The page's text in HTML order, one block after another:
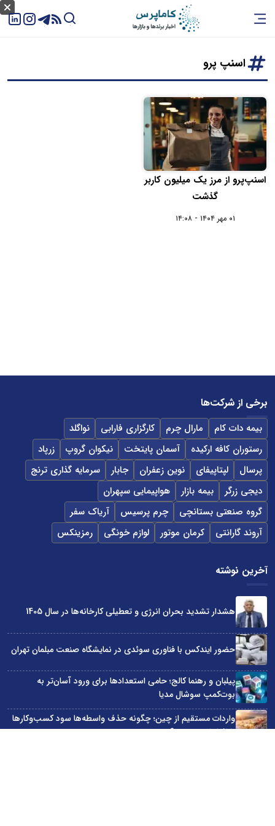
اسنپ پرو
اسنپ‌پرو از مرز یک میلیون کاربر
گذشت
۰۱ مهر ۱۴۰۴ - ۱۴:۰۸
برخی از شرکت‌ها
بیمه دات کام مارال چرم کارگزاری فارابی
نواگلد
رستوران کافه ارکیده
آسمان پایتخت نیکوان گروپ
زرپاد
پرسال
لپتاپیفای نوین زعفران جابار
سرمایه گذاری ترنج
دیجی زرگر
بیمه بازار
هواپیمایی سپهران
گروه صنعتی بستانچی
چرم پرسیس
آریاک سفر
آروند گارانتی
کرمان موتور لوازم خونگی رمزینکس
آخرین نوشته
هشدار تشدید بحران انرژی و تعطیلی کارخانه‌ها در سال 1405
حضور ایندکس با فناوری سوئدی در نمایشگاه صنعت مبلمان تهران
پیلبان و رهنما کالج؛ حامی استعدادها برای ورود آسان‌تر به
بوت‌کمپ سوشال مدیا
واردات مستقیم از چین؛ چگونه حذف واسطه‌ها سود کسب‌وکارها
را افزایش می‌دهد؟